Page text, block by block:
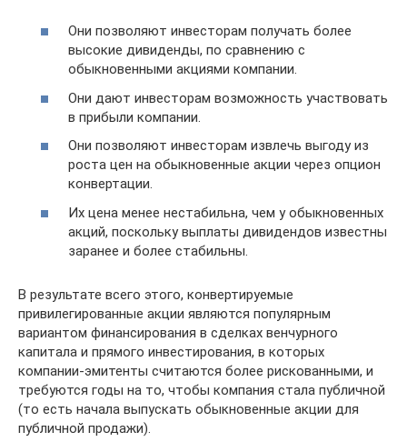
Они позволяют инвесторам получать более
высокие дивиденды, по сравнению с
обыкновенными акциями компании.
Они дают инвесторам возможность участвовать
в прибыли компании.
Они позволяют инвесторам извлечь выгоду из
роста цен на обыкновенные акции через опцион
конвертации.
Их цена менее нестабильна, чем у обыкновенных
акций, поскольку выплаты дивидендов известны
заранее и более стабильны.
В результате всего этого, конвертируемые
привилегированные акции являются популярным
вариантом финансирования в сделках венчурного
капитала и прямого инвестирования, в которых
компании-эмитенты считаются более рискованными, и
требуются годы на то, чтобы компания стала публичной
(то есть начала выпускать обыкновенные акции для
публичной продажи).